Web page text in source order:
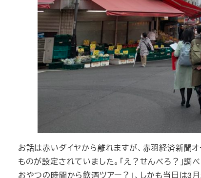
お話は赤いダイヤから離れますが、赤羽経済新聞
ものが設定されていました。「え？せんべろ？」
おやつの時間から飲酒ツアー？」、しかも当日は3